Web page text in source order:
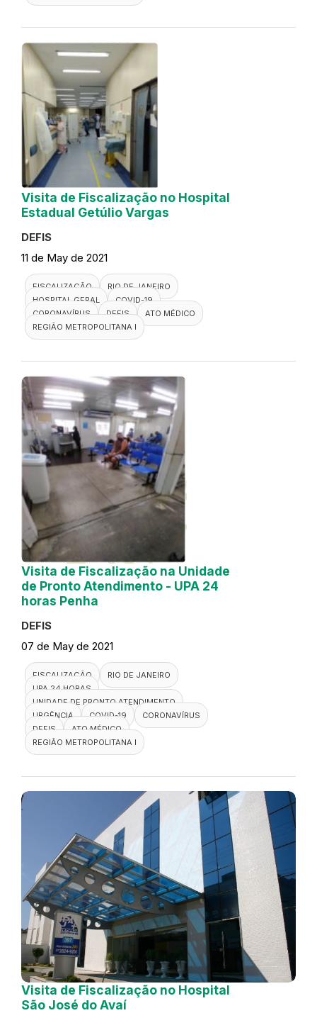
Visita de Fiscalização no Hospital
Estadual Getúlio Vargas
DEFIS
11 de May de 2021
FISCALIZAÇÃO
RIO DE JANEIRO
HOSPITAL GERAL
COVID-19
CORONAVÍRUS
DEFIS
ATO MÉDICO
REGIÃO METROPOLITANA I
Visita de Fiscalização na Unidade
de Pronto Atendimento - UPA 24
horas Penha
DEFIS
07 de May de 2021
FISCALIZAÇÃO
RIO DE JANEIRO
UPA 24 HORAS
UNIDADE DE PRONTO ATENDIMENTO
URGÊNCIA
COVID-19
CORONAVÍRUS
DEFIS
ATO MÉDICO
REGIÃO METROPOLITANA I
Visita de Fiscalização no Hospital
São José do Avaí